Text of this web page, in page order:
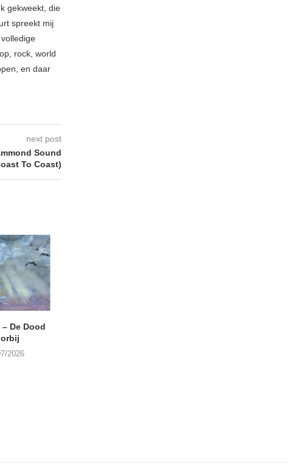
gekweekt, die
spreekt mij
rock, world
en daar
next post
Sound
To Coast)
– De Dood
2026